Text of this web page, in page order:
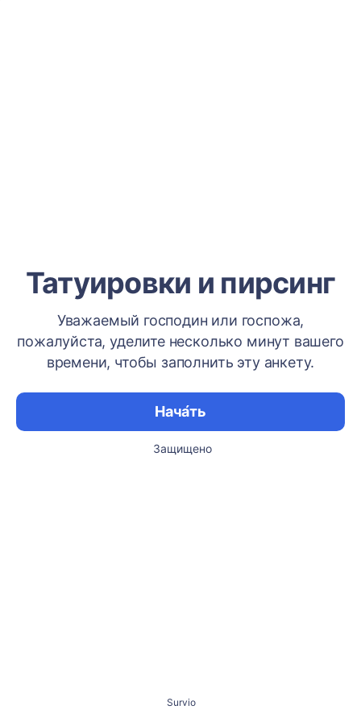
Татуировки и пирсинг
Уважаемый господин или госпожа,
пожалуйста, уделите несколько минут вашего
времени, чтобы заполнить эту анкету.
Нача́ть
Защищено
Survio